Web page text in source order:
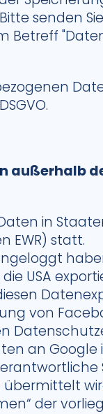
senden
außerhalb
in
EWR) statt.
USA
von
an Google
der